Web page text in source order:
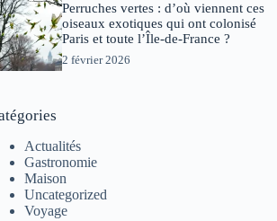
Perruches vertes : d’où viennent ces
oiseaux exotiques qui ont colonisé
Paris et toute l’Île-de-France ?
2 février 2026
Actualités
Gastronomie
Maison
Uncategorized
Voyage